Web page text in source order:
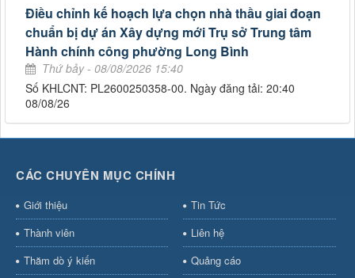
Điều chỉnh kế hoạch lựa chọn nhà thầu giai đoạn
chuẩn bị dự án Xây dựng mới Trụ sở Trung tâm
Hành chính công phường Long Bình
Thứ bảy - 08/08/2026 15:40
Số KHLCNT: PL2600250358-00. Ngày đăng tải: 20:40
08/08/26
CÁC CHUYÊN MỤC CHÍNH
Giới thiệu
Tin Tức
Thành viên
Liên hệ
Thăm dò ý kiến
Quảng cáo